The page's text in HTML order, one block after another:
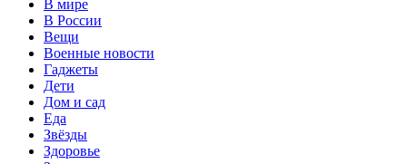
В мире
В России
Вещи
Военные новости
Гаджеты
Дети
Дом и сад
Еда
Звёзды
Здоровье